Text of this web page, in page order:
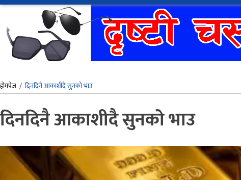
होमपेज /दिनदिनै आकाशीदै सुनको भाउ
दिनदिनै आकाशीदै सुनको भाउ